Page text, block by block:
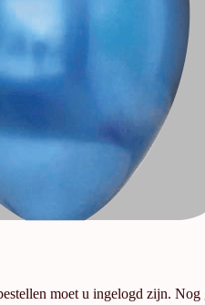
moet u ingelogd zijn. Nog